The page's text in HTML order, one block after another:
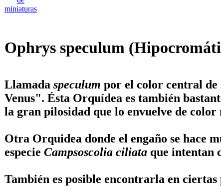
Ophrys speculum
Llamada speculum por el color central de
Venus". Ésta Orquídea es también
la gran pilosidad que lo envuelve de
Otra Orquidea donde el engaño se hace
especie Campsoscolia ciliata que intentan
También es posible encontrarla en